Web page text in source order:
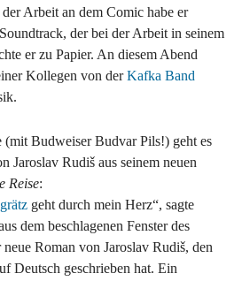
Arbeit an dem Comic habe er
der bei der Arbeit in seinem
er zu Papier. An diesem Abend
Kollegen von derKafka Band
(mit Budweiser Budvar Pils!) geht es
Jaroslav Rudiš aus seinem neuen
Reise:
geht durch mein Herz“, sagte
dem beschlagenen Fenster des
Roman von Jaroslav Rudiš, den
Deutsch geschrieben hat. Ein